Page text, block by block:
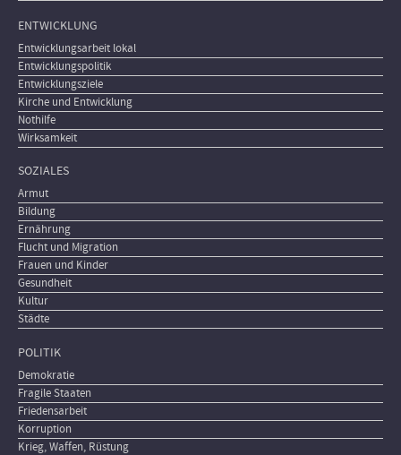
ENTWICKLUNG
Entwicklungsarbeit lokal
Entwicklungspolitik
Entwicklungsziele
Kirche und Entwicklung
Nothilfe
Wirksamkeit
SOZIALES
Armut
Bildung
Ernährung
Flucht und Migration
Frauen und Kinder
Gesundheit
Kultur
Städte
POLITIK
Demokratie
Fragile Staaten
Friedensarbeit
Korruption
Krieg, Waffen, Rüstung